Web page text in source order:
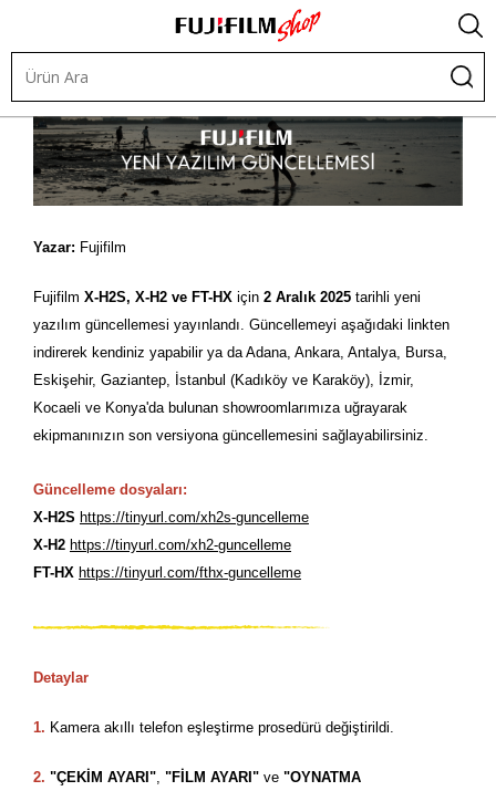
Yazar: Fujifilm
Fujifilm X-H2S, X-H2 ve FT-HX için 2 Aralık 2025 tarihli yeni
yazılım güncellemesi yayınlandı. Güncellemeyi aşağıdaki linkten
indirerek kendiniz yapabilir ya da Adana, Ankara, Antalya, Bursa,
Eskişehir, Gaziantep, stanbul (Kadıköy ve Karaköy),
zmir,
Kocaeli ve Konya'da bulunan showroomlarımıza uğrayarak
ekipmanınızın son versiyona güncellemesini sağ layabilirsiniz.
Güncelleme dosyaları:
X-H2S https://tinyurl.com/xh2s-guncelleme
X-H2 https://tinyurl.com/xh2-guncelleme
FT-HX https://tinyurl.com/fthx-guncelleme
Detaylar
1. Kamera akıllı telefon eşleştirme prosedürü değiştirildi.
2. "ÇEKİM AYARI" "FİLM AYARI" ve "OYNATMA